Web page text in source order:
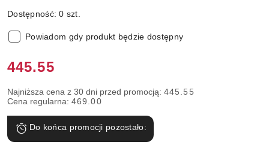
Dostępność:0 szt.
Powiadom gdy produkt będzie dostępny
Cena:
445.55
Najniższa cena z 30 dni przed promocją: 445.55
Cena regularna: 469.00
Do końca promocji pozostało: